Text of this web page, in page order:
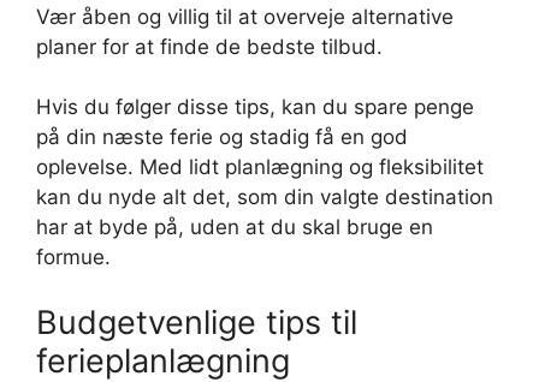
Vær åben og villig til at overveje alternative
planer for at finde de bedste tilbud.
Hvis du følger disse tips, kan du spare penge
på din næste ferie og stadig få en god
oplevelse. Med lidt planlægning og fleksibilitet
kan du nyde alt det, som din valgte destination
har at byde på, uden at du skal bruge en
formue.
Budgetvenlige tips til
ferieplanlægning